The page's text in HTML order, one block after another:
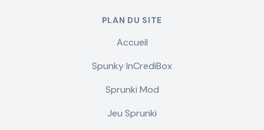
PLAN DU SITE
Accueil
Spunky InCrediBox
Sprunki Mod
Jeu Sprunki